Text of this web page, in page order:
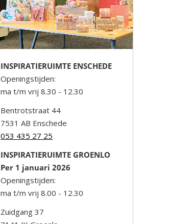
INSPIRATIERUIMTE ENSCHEDE
Openingstijden:
ma t/m vrij 8.30 - 12.30
Bentrotstraat 44
7531 AB Enschede
053 435 27 25
INSPIRATIERUIMTE GROENLO
Per 1 januari 2026
Openingstijden:
ma t/m vrij 8.00 - 12.30
Zuidgang 37